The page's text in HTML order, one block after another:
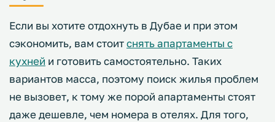
Если вы хотите отдохнуть в Дубае и при этом
сэкономить, вам стоитснять апартаменты с
кухней и готовить самостоятельно. Таких
вариантов масса, поэтому поиск жилья проблем
не вызовет, к тому же порой апартаменты стоят
даже дешевле, чем номера в отелях. Для того,